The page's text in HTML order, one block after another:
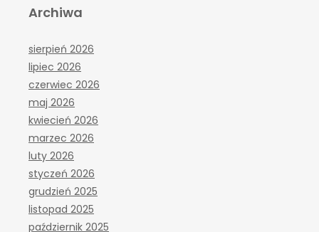
Archiwa
sierpień 2026
lipiec 2026
czerwiec 2026
maj 2026
kwiecień 2026
marzec 2026
luty 2026
styczeń 2026
grudzień 2025
listopad 2025
październik 2025